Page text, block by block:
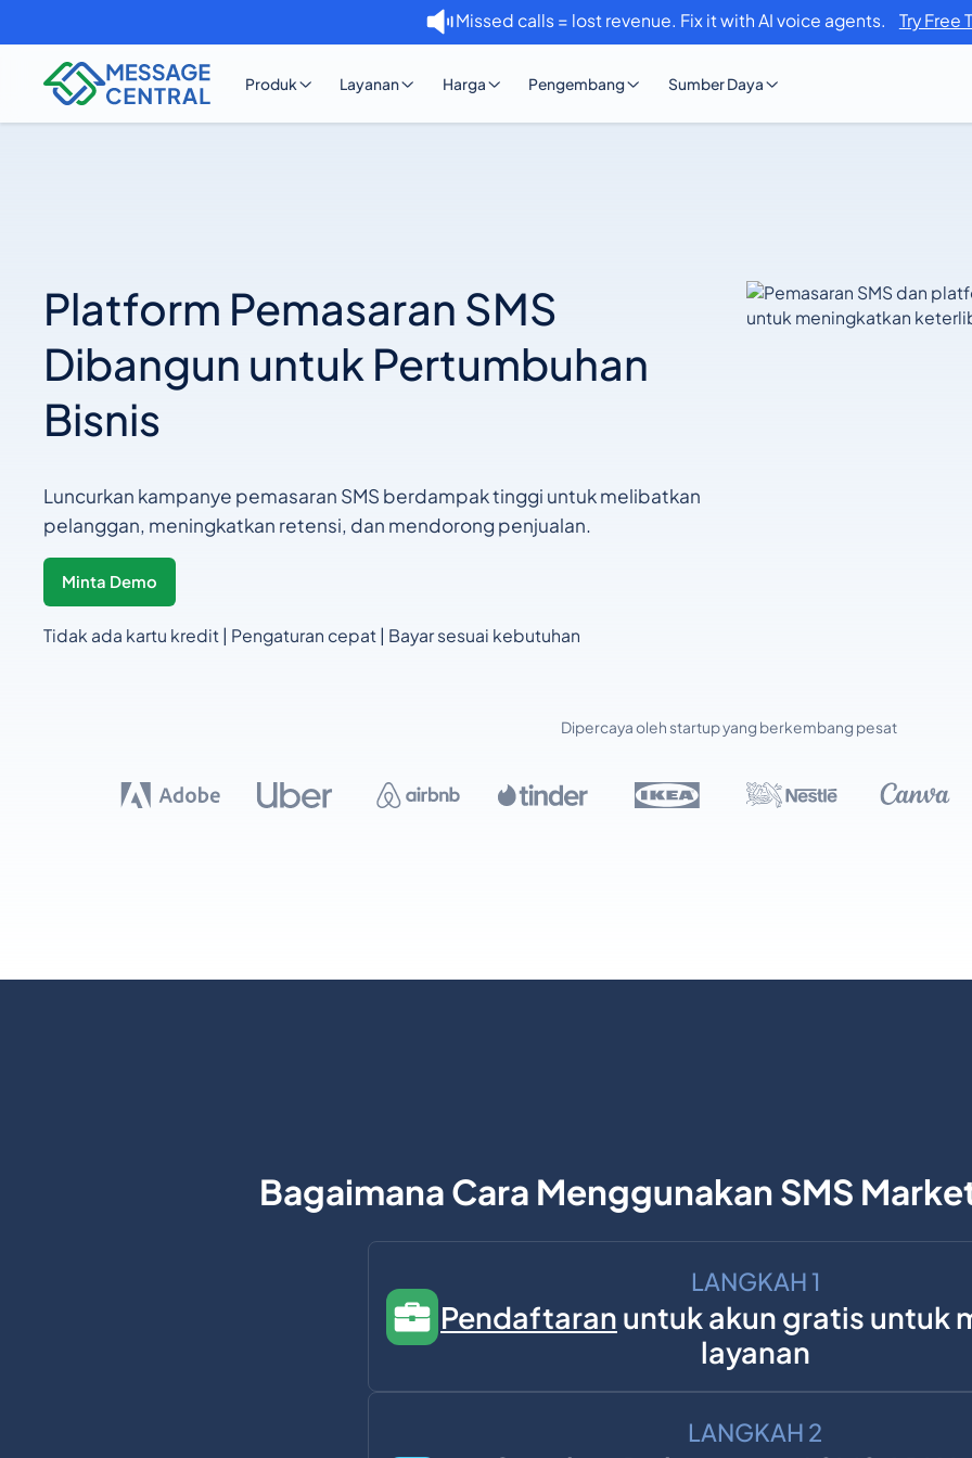
Missed calls = lost revenue. Fix it with AI voice agents. Try Free
Produk Layanan Harga Pengembang Sumber Daya
Platform Pemasaran SMS
Dibangun untuk Pertumbuhan
Bisnis
Luncurkan kampanye pemasaran SMS berdampak tinggi untuk melibatkan
pelanggan, meningkatkan retensi, dan mendorong penjualan.
Minta Demo
Tidak ada kartu kredit | Pengaturan cepat | Bayar sesuai kebutuhan
Dipercaya oleh startup yang berkembang pesat
Bagaimana Cara Menggunakan SMS
LANGKAH 1
Pendaftaran untuk akun gratis untuk
layanan
LANGKAH 2